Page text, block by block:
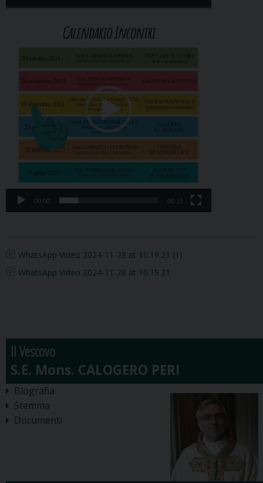
00:00 00:15
WhatsApp Video 2024-11-28 at 10.19.21 (1)
WhatsApp Video 2024-11-28 at 10.19.21
Il Vescovo
Biografia
Stemma
Documenti